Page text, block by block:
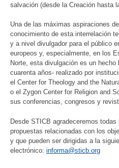
salvación (desde la Creación hasta
Una de las máximas aspiraciones
conocimiento de esta interrelación
y a nivel divulgador para el público
europeos y, especialmente, en los
Norte, esta divulgación es un
cuarenta años- realizado por
el Center for Theology and the
o el Zygon Center for Religion and
sus conferencias, congresos y
Desde STICB agradeceremos
propuestas relacionadas con los
y que pueden ser dirigidas a la
electrónico: informa@sticb.org